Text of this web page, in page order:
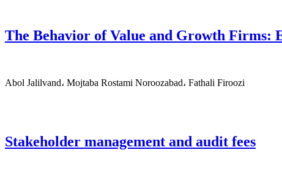
The Behavior of Value and Growth Firms:
Abol Jalilvand، Mojtaba Rostami Noroozabad، Fathali Firoozi
Stakeholder management and audit fees